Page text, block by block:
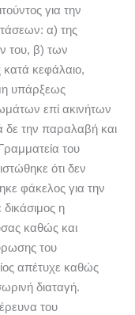
για την
α) της
του, β) των
κεφάλαιο,
υπάρξεως
επί ακινήτων
δε την παραλαβή και
του
ότι δεν
φάκελος για την
η
καθώς και
του
απέτυχε καθώς
διαταγή.
του